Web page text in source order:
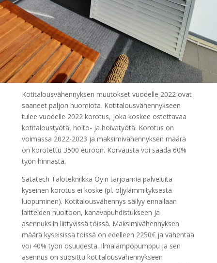
Kotitalousvähennyksen muutokset vuodelle 2022 ovat
saaneet paljon huomiota. Kotitalousvähennykseen
tulee vuodelle 2022 korotus, joka koskee ostettavaa
kotitaloustyötä, hoito- ja hoivatyötä. Korotus on
voimassa 2022-2023 ja maksimivähennyksen määrä
on korotettu 3500 euroon. Korvausta voi saada 60%
työn hinnasta.
Satatech Talotekniikka Oy:n tarjoamia palveluita
kyseinen korotus ei koske (pl. öljylämmityksestä
luopuminen). Kotitalousvähennys säilyy ennallaan
laitteiden huoltoon, kanavapuhdistukseen ja
asennuksiin liittyvissä töissä. Maksimivähennyksen
määrä kyseisissä töissä on edelleen 2250€ ja vähentää
voi 40% työn osuudesta. Ilmalämpöpumppu ja sen
asennus on suosittu kotitalousvähennykseen